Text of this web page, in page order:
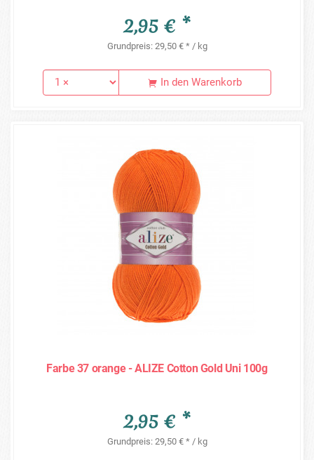
2,95 € *
Grundpreis: 29,50 € * / kg
In den Warenkorb
Farbe 37 orange - ALIZE Cotton Gold Uni 100g
2,95 € *
Grundpreis: 29,50 € * / kg